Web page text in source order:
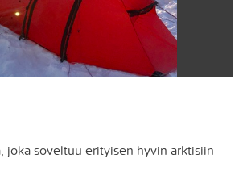
joka soveltuu erityisen hyvin arktisiin